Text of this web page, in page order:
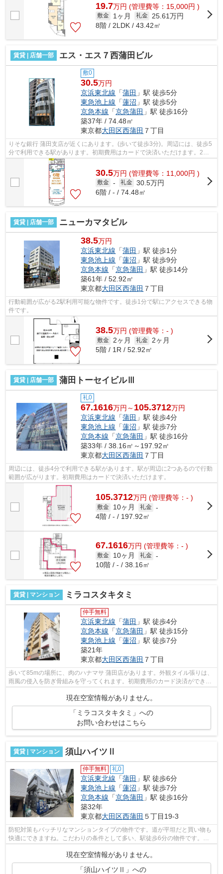
19.7万円 (管理費等：15,000円 )
敷金 1ヶ月 礼金
25.61万円
8階 / 2LDK / 43.42㎡
賃貸 | 店舗一部 エス・エス７西蒲田ビル
敷0
30.5万円
京浜東北線 「蒲田 」駅 徒歩5分
東急池上線 「蓮沼 」駅 徒歩5分
京急本線 「京急蒲田 」駅 徒歩16分
築37年 / 74.48㎡
東京都大田区西蒲田 ７丁目
りそな銀行 蒲田支店が近くにあります。(歩いて徒歩3分)。周辺には、徒歩5
分で利用できる駅があります。初期費用はカードで決済いただけます。2駅
利用できる場所にあるので利便性が高...
30.5万円 (管理費等：11,000円 )
敷金 - 礼金 30.5万円
6階 / - / 74.48㎡
賃貸 | 店舗一部 ニューカマタビル
38.5万円
京浜東北線 「蒲田 」駅 徒歩1分
東急池上線 「蓮沼 」駅 徒歩9分
京急本線 「京急蒲田 」駅 徒歩14分
築61年 / 52.92㎡
東京都大田区西蒲田 ７丁目
行動範囲が広がる2駅利用可能な物件です。徒歩1分で駅にアクセスできる物
件です。
38.5万円 (管理費等：- )
敷金 2ヶ月 礼金 2ヶ月
5階 / 1R / 52.92㎡
賃貸 | 店舗一部 蒲田トーセイビルⅢ
礼0
67.1616万円～ 105.3712万円
京浜東北線 「蒲田 」駅 徒歩4分
東急池上線 「蓮沼 」駅 徒歩7分
京急本線 「京急蒲田 」駅 徒歩16分
築33年 / 38.16㎡～197.92㎡
東京都大田区西蒲田 ７丁目
周辺には、徒歩4分で利用できる駅があります。駅が周辺に2つあるので行動
範囲が広がります。初期費用はカードで決済いただけます。
105.3712万円 (管理費等：- )
敷金 10ヶ月 礼金 -
4階 / - / 197.92㎡
67.1616万円 (管理費等：- )
敷金 10ヶ月 礼金 -
10階 / - / 38.16㎡
賃貸 | マンション ミラコスタキタミ
仲手無料
京浜東北線 「蒲田 」駅 徒歩4分
京急本線 「京急蒲田 」駅 徒歩15分
東急池上線 「蓮沼 」駅 徒歩7分
築21年
東京都大田区西蒲田 ７丁目
歩いて85mの場所に、肉のハナマサ 蒲田店があります。外観タイル張りは、
雨風の侵入を防ぎ骨組みを守ってくれます。初期費用のカード決済ができま
現在空室情報がありません。
「ミラコスタキタミ」への
お問い合わせはこちら
賃貸 | マンション 須山ハイツⅡ
仲手無料 礼0
京浜東北線 「蒲田 」駅 徒歩6分
東急池上線 「蓮沼 」駅 徒歩7分
京急本線 「京急蒲田 」駅 徒歩16分
築32年
東京都大田区西蒲田 ５丁目19-3
防犯対策もバッチリなマンションタイプの物件です。道が平坦だと買い物も
快適にできますね。こだわりの条件として多い、駅徒歩6分の物件です。最
現在空室情報がありません。
「須山ハイツⅡ」への